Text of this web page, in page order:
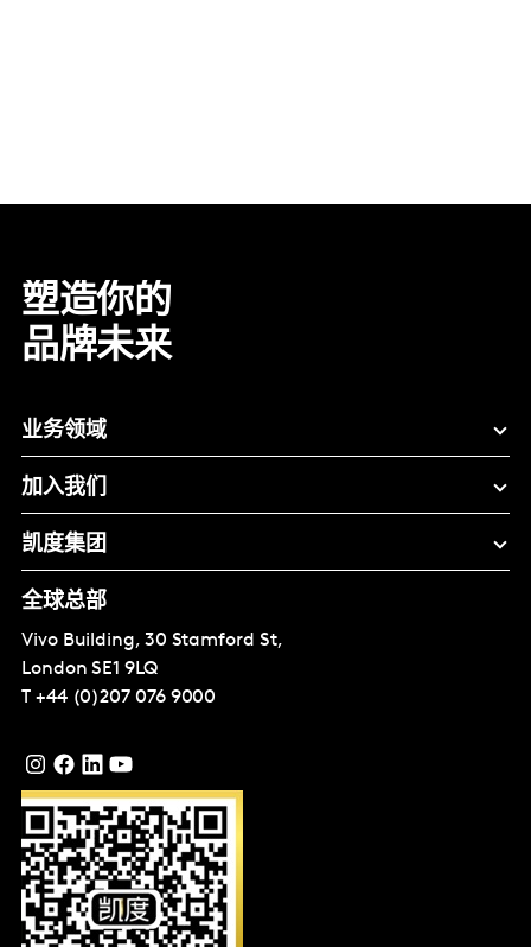
塑造你的
品牌未来
业务领域
加入我们
凯度集团
全球总部
Vivo Building, 30 Stamford St,
London SE1 9LQ
T +44 (0)207 076 9000